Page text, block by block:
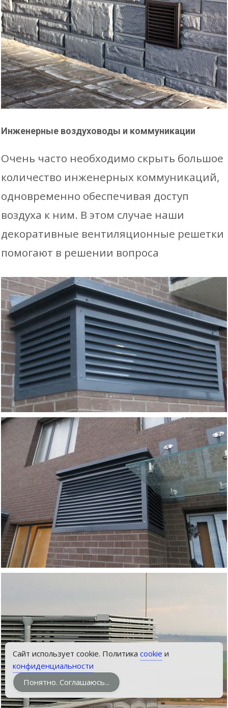
Инженерные воздуховоды и коммуникации
Очень часто необходимо скрыть большое
количество инженерных коммуникаций,
одновременно обеспечивая доступ
воздуха к ним. В этом случае наши
декоративные вентиляционные решетки
помогают в решении вопроса
Сайт использует cookie. Политика cookie и
конфиденциальности
Понятно. Соглашаюсь...